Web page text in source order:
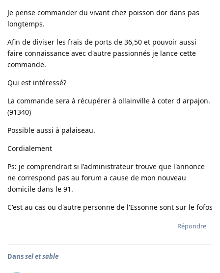
Je pense commander du vivant chez poisson dor dans pas
longtemps.
Afin de diviser les frais de ports de 36,50 et pouvoir aussi
faire connaissance avec d'autre passionnés je lance cette
commande.
Qui est intéressé?
La commande sera à récupérer à ollainville à coter d arpajon.
(91340)
Possible aussi à palaiseau.
Cordialement
Ps: je comprendrait si l'administrateur trouve que l'annonce
ne correspond pas au forum a cause de mon nouveau
domicile dans le 91.
C'est au cas ou d'autre personne de l'Essonne sont sur le fofos
Répondre
Danssel et sable